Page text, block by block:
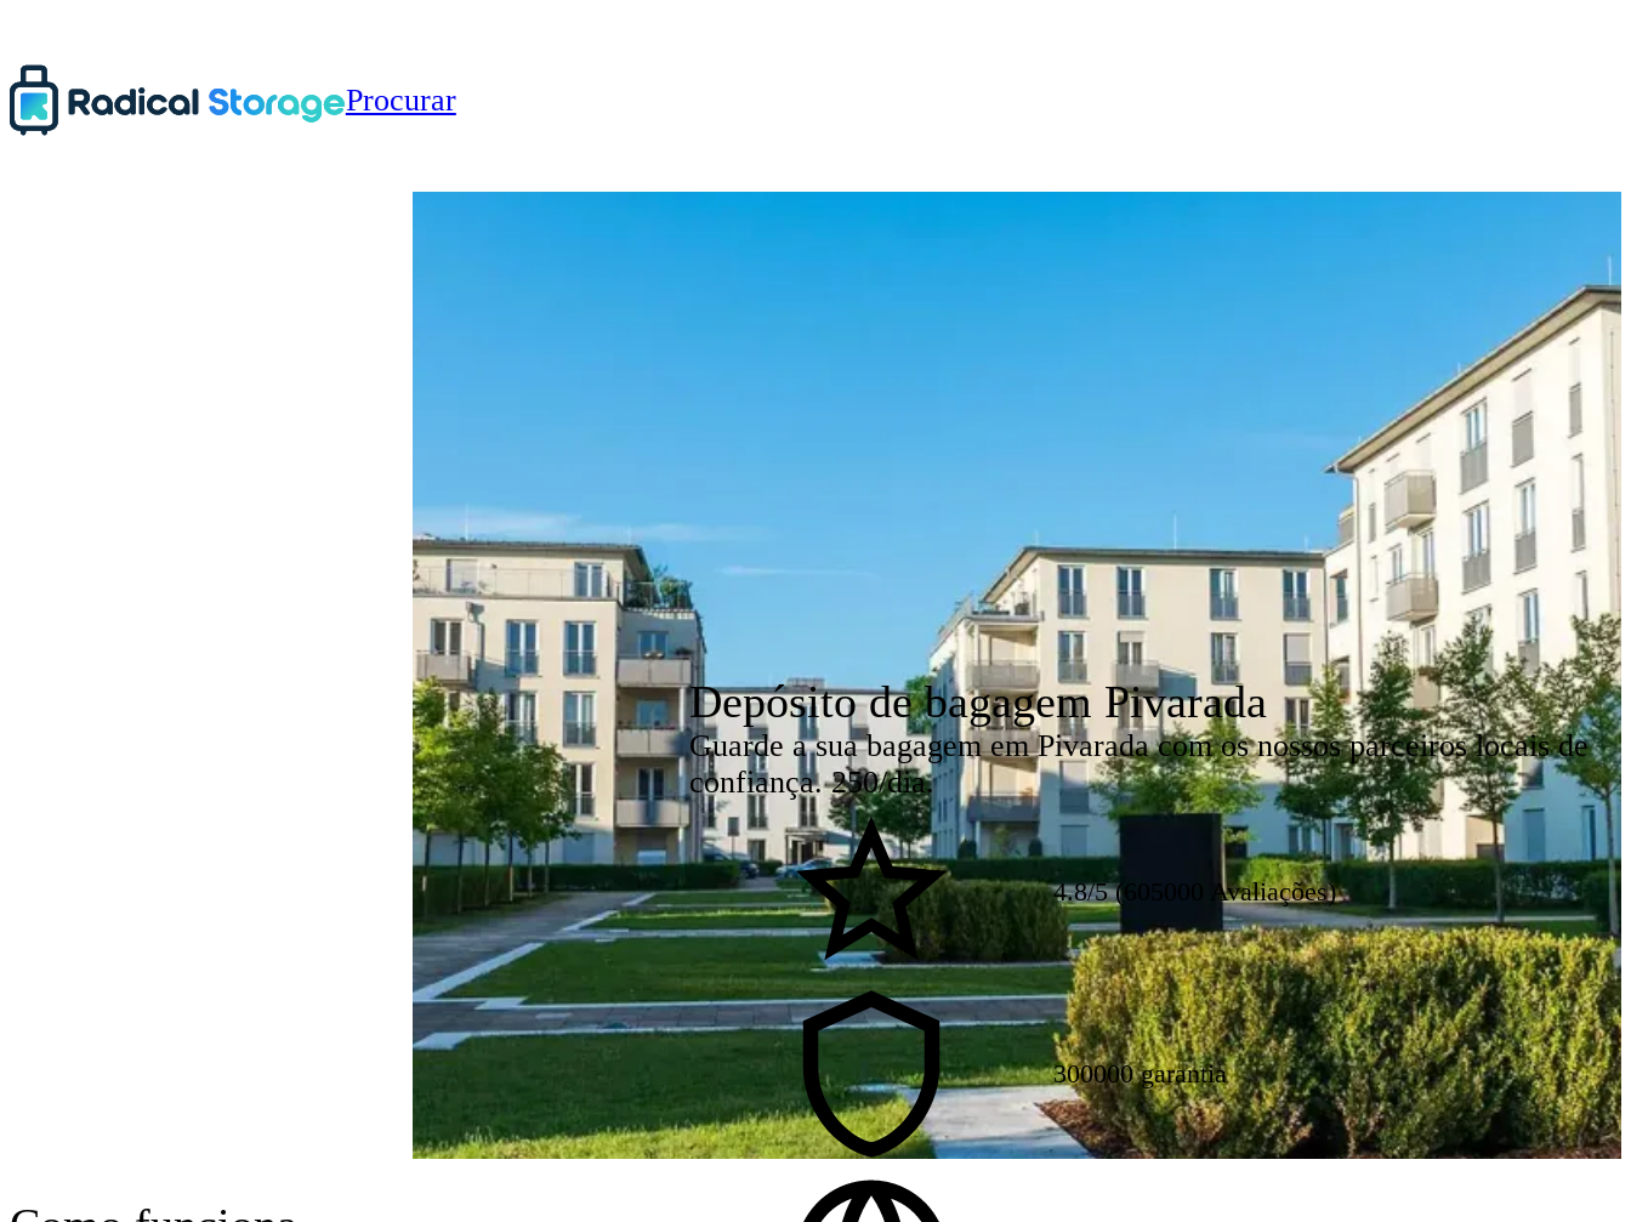
Procurar
Depósito de bagagem Pivarada
Guarde a sua bagagem em Pivarada com os nossos parceiros locais de
confiança. 250/dia.
4.8/5 (605000 Avaliações)
300000 garantia